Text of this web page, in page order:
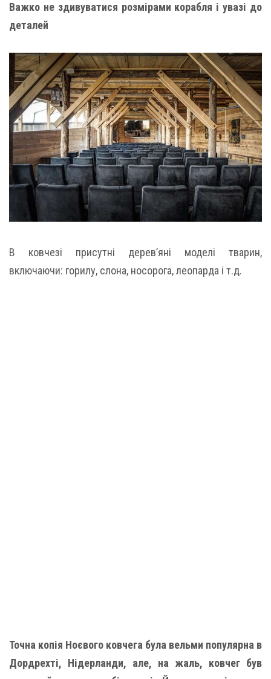
Важко не здивуватися розмірами корабля і увазі до
деталей
В ковчезі присутні дерев’яні моделі тварин,
включаючи: горилу, слона, носорога, леопарда і т.д.
Точна копія Ноєвого ковчега була вельми популярна в
Дордрехті, Нідерланди, але, на жаль, ковчег був